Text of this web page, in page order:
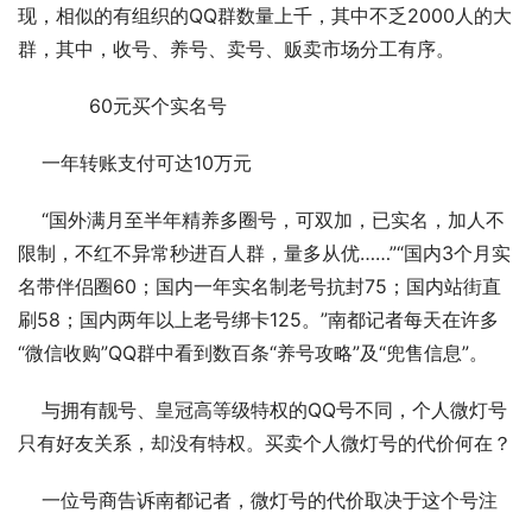
现，相似的有组织的QQ群数量上千，其中不乏2000人的大
群，其中，收号、养号、卖号、贩卖市场分工有序。
	    60元买个实名号
一年转账支付可达10万元
“国外满月至半年精养多圈号，可双加，已实名，加人不
限制，不红不异常秒进百人群，量多从优……”“国内3个月实
名带伴侣圈60；国内一年实名制老号抗封75；国内站街直
刷58；国内两年以上老号绑卡125。”南都记者每天在许多
“微信收购”QQ群中看到数百条“养号攻略”及“兜售信息”。
与拥有靓号、皇冠高等级特权的QQ号不同，个人微灯号
一位号商告诉南都记者，微灯号的代价取决于这个号注